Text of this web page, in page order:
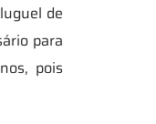
de
para
pois